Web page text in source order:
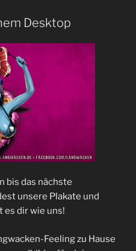
Desktop
bis das nächste
unsere Plakate und
es dir wie uns!
Feeling zu Hause